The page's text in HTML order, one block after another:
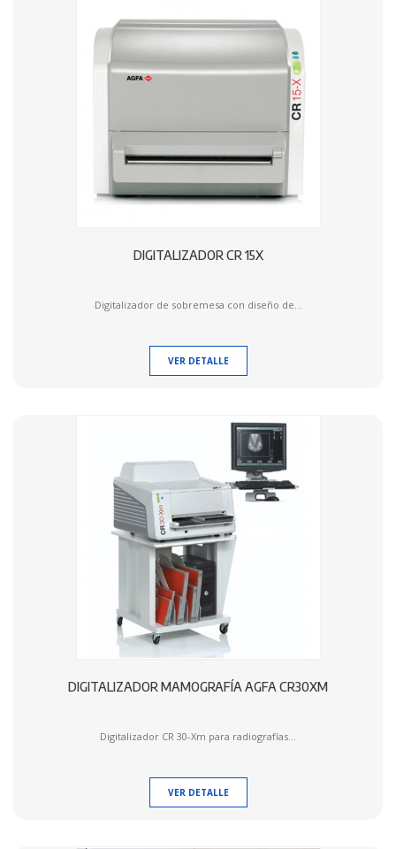
DIGITALIZADOR CR 15X
Digitalizador de sobremesa con diseño de...
VER DETALLE
DIGITALIZADOR MAMOGRAFÍA AGFA CR30XM
Digitalizador CR 30-Xm para radiografías...
VER DETALLE